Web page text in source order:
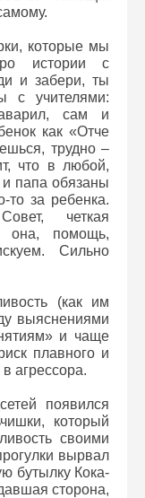
которые мы
истории с
и забери, ты
с учителями:
сам и
как «Отче
трудно –
что в любой,
папа обязаны
то за ребенка.
четкая
она, помощь,
Сильно
(как им
выяснениями
и чаще
плавного и
агрессора.
появился
который
своими
вырвал
бутылку Кока-
сторона,